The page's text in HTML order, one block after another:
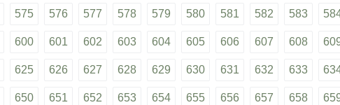
575 576 577 578 579 580 581 582 583
600 601 602 603 604 605 606 607 608
625 626 627 628 629 630 631 632 633
650 651 652 653 654 655 656 657 658